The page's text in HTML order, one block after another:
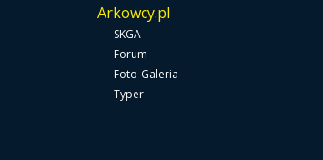
Arkowcy.pl
- SKGA
- Forum
- Foto-Galeria
- Typer